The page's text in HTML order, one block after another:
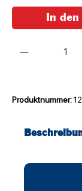
In
Produktnummer: